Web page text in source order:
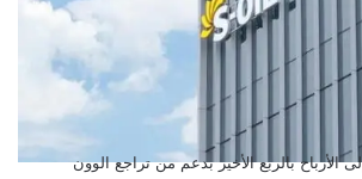
الأرباح بالربع الأخير بدعم من تراجع الوون